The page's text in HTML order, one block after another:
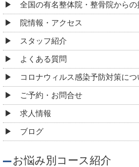
全国の有名整体院・整骨院からの
院情報・アクセス
スタッフ紹介
よくある質問
コロナウィルス感染予防対策につ
ご予約・お問合せ
求人情報
ブログ
お悩み別コース紹介